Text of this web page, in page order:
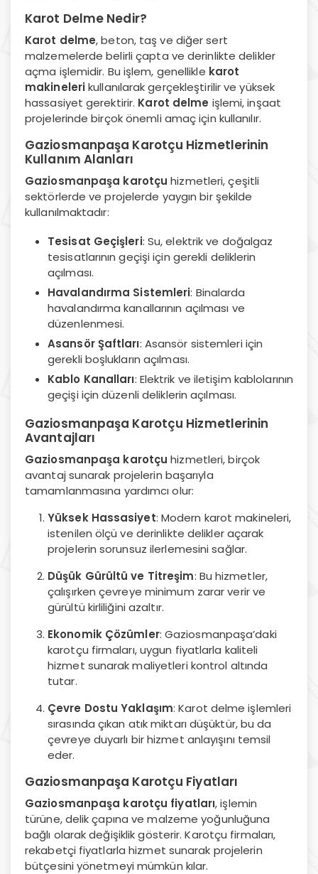
Karot Delme Nedir?
Karot delme, beton, taş ve diğer sert
malzemelerde belirli çapta ve derinlikte delikler
açma işlemidir. Bu işlem, genellikle karot
makinelerikullanılarak gerçekleştirilir ve yüksek
hassasiyet gerektirir. Karot delme işlemi, inşaat
projelerinde birçok önemli amaç için kullanılır.
Gaziosmanpaşa Karotçu Hizmetlerinin
Kullanım Alanları
Gaziosmanpaşa karotçu hizmetleri, çeşitli
sektörlerde ve projelerde yaygın bir şekilde
kullanılmaktadır:
Tesisat Geçişleri: Su, elektrik ve doğalgaz
tesisatlarının geçişi için gerekli deliklerin
açılması.
Havalandırma Sistemleri: Binalarda
havalandırma kanallarının açılması ve
düzenlenmesi.
Asansör Şaftları: Asansör sistemleri için
gerekli boşlukların açılması.
Kablo Kanalları: Elektrik ve iletişim kablolarının
geçişi için düzenli deliklerin açılması.
Gaziosmanpaşa Karotçu Hizmetlerinin
Avantajları
Gaziosmanpaşa karotçu hizmetleri, birçok
avantaj sunarak projelerin başarıyla
tamamlanmasına yardımcı olur:
Yüksek Hassasiyet: Modern karot makineleri,
istenilen ölçü ve derinlikte delikler açarak
projelerin sorunsuz ilerlemesini sağlar.
Düşük Gürültü ve Titreşim: Bu hizmetler,
çalışırken çevreye minimum zarar verir ve
gürültü kirliliğini azaltır.
Ekonomik Çözümler: Gaziosmanpaşa’daki
karotçu firmaları, uygun fiyatlarla kaliteli
hizmet sunarak maliyetleri kontrol altında
tutar.
Çevre Dostu Yaklaşım: Karot delme işlemleri
sırasında çıkan atık miktarı düşüktür, bu da
çevreye duyarlı bir hizmet anlayışını temsil
eder.
Gaziosmanpaşa Karotçu Fiyatları
Gaziosmanpaşa karotçu fiyatları, işlemin
türüne, delik çapına ve malzeme yoğunluğuna
bağlı olarak değişiklik gösterir. Karotçu firmaları,
rekabetçi fiyatlarla hizmet sunarak projelerin
bütçesini yönetmeyi mümkün kılar.